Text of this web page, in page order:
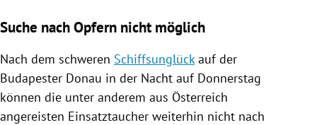
Suche nach Opfern nicht möglich
Nach dem schweren Schiffsunglückauf der
Budapester Donau in der Nacht auf Donnerstag
können die unter anderem aus Österreich
angereisten Einsatztaucher weiterhin nicht nach